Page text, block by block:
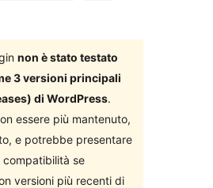
non è stato testato
3 versioni principali
di WordPress.
essere più mantenuto,
e potrebbe presentare
compatibilità se
versioni più recenti di